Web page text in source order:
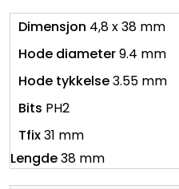
4,8 x 38 mm
9.4 mm
3.55 mm
PH2
31 mm
38 mm